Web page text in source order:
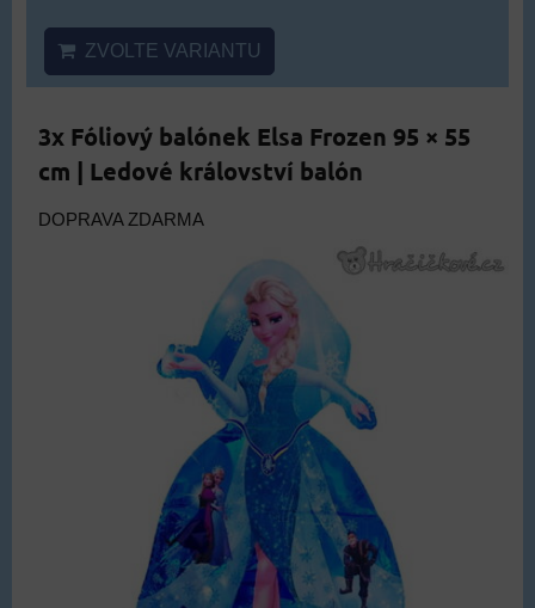
ZVOLTE VARIANTU
3x Fóliový balónek Elsa Frozen 95 × 55
cm | Ledové království balón
DOPRAVA ZDARMA